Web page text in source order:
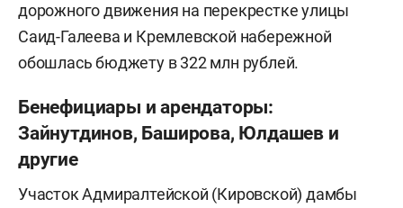
дорожного движения на перекрестке улицы
Саид-Галеева и Кремлевской набережной
обошлась бюджету в 322 млн рублей.
Бенефициары и арендаторы:
Зайнутдинов, Баширова, Юлдашев и
другие
Участок Адмиралтейской (Кировской) дамбы